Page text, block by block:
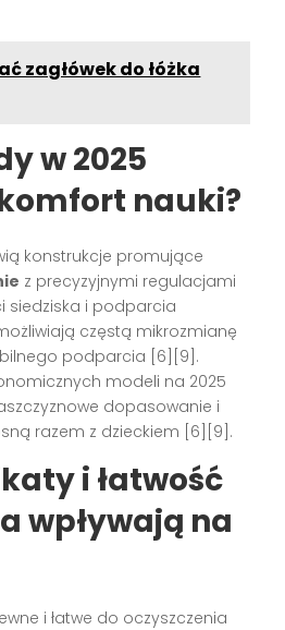
zagłówek do łóżka
w 2025
nauki?
konstrukcje promujące
z precyzyjnymi regulacjami
siedziska i podparcia
częstą mikrozmianę
podparcia [6][9].
modeli na 2025
dopasowanie i
razem z dzieckiem [6][9].
i łatwość
wpływają na
i łatwe do oczyszczenia